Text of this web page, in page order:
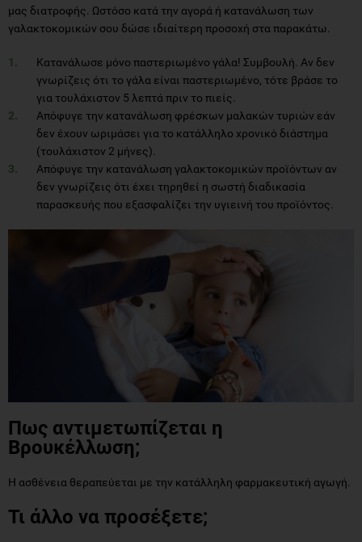
μας διατροφής. Ωστόσο κατά την αγορά ή κατανάλωση των
γαλακτοκομικών σου δώσε ιδιαίτερη προσοχή στα παρακάτω.
Κατανάλωσε μόνο παστεριωμένο γάλα! Συμβουλή. Αν δεν
γνωρίζεις ότι το γάλα είναι παστεριωμένο, τότε βράσε το
για τουλάχιστον 5 λεπτά πριν το πιείς.
Απόφυγε την κατανάλωση φρέσκων μαλακών τυριών εάν
δεν έχουν ωριμάσει για το κατάλληλο χρονικό διάστημα
(τουλάχιστον 2 μήνες).
Απόφυγε την κατανάλωση γαλακτοκομικών προϊόντων αν
δεν γνωρίζεις ότι έχει τηρηθεί η σωστή διαδικασία
παρασκευής που εξασφαλίζει την υγιεινή του προϊόντος.
Πως αντιμετωπίζεται η
Βρουκέλλωση;
Η ασθένεια θεραπεύεται με την κατάλληλη φαρμακευτική αγωγή.
Τι άλλο να προσέξετε;